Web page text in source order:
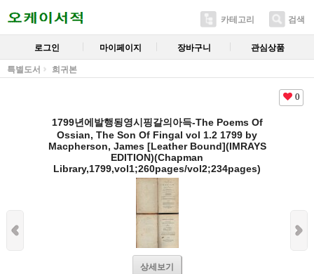
카테고리 검색
로그인 마이페이지 장바구니 관심상품
특별도서 희귀본
0
1799년에발행됭영시핑갈의아득-The Poems Of
Ossian, The Son Of Fingal vol 1.2 1799 by
Macpherson, James [Leather Bound](IMRAYS
EDITION)(Chapman
Library,1799,vol1;260pages/vol2;234pages)
상세보기